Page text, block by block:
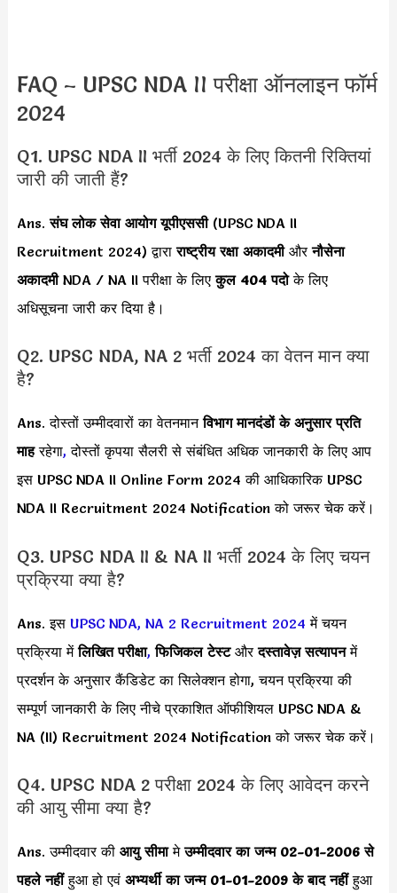
FAQ – UPSC NDA II परीक्षा ऑनलाइन फॉर्म
2024
Q1. UPSC NDA II भर्ती 2024 के लिए कितनी रिक्तियां
जारी की जाती हैं?
Ans.संघ लोक सेवा आयोग यूपीएससी (UPSC NDA II
Recruitment 2024) द्वाराराष्ट्रीय रक्षा अकादमीऔरनौसेना
अकादमी NDA / NA II परीक्षा के लिएकुल 404 पदोके लिए
अधिसूचना जारी कर दिया है।
Q2. UPSC NDA, NA 2 भर्ती 2024 का वेतन मान क्या
है?
Ans. दोस्तों उम्मीदवारों का वेतनमानविभाग मानदंडों के अनुसारप्रति
माहरहेगा, दोस्तों कृपया सैलरी से संबंधित अधिक जानकारी के लिए आप
इस UPSC NDA II Online Form 2024 की आधिकारिक UPSC
NDA II Recruitment 2024 Notification को जरूर चेक करें।
Q3. UPSC NDA II & NA II भर्ती 2024 के लिए चयन
प्रक्रिया क्या है?
Ans. इस UPSC NDA, NA 2 Recruitment 2024 में चयन
प्रक्रिया मेंलिखित परीक्षा,फिजिकल टेस्टऔरदस्तावेज़ सत्यापन में
प्रदर्शन के अनुसार कैंडिडेट का सिलेक्शन होगा, चयन प्रक्रिया की
सम्पूर्ण जानकारी के लिए नीचे प्रकाशित ऑफीशियल UPSC NDA &
NA (II) Recruitment 2024 Notification को जरूर चेक करें।
Q4. UPSC NDA 2 परीक्षा 2024 के लिए आवेदन करने
की आयु सीमा क्या है?
Ans. उम्मीदवार की आयु सीमामेउम्मीदवार का जन्म 02-01-2006 से
पहले नहींहुआ हो एवं अभ्यर्थी का जन्म 01-01-2009 के बाद नहींहुआ